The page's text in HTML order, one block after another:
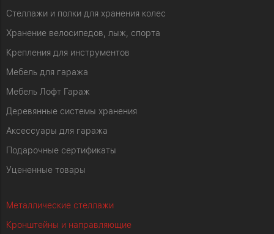
Стеллажи и полки для хранения колес
Хранение велосипедов, лыж, спорта
Крепления для инструментов
Мебель для гаража
Мебель Лофт Гараж
Деревянные системы хранения
Аксессуары для гаража
Подарочные сертификаты
Уцененные товары
Металлические стеллажи
Кронштейны и направляющие